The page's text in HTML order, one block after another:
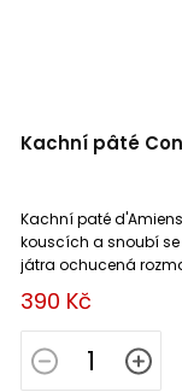
Kachní pâté
390 Kč
Kachní paté
kouscích a snoubí
játra ochucená